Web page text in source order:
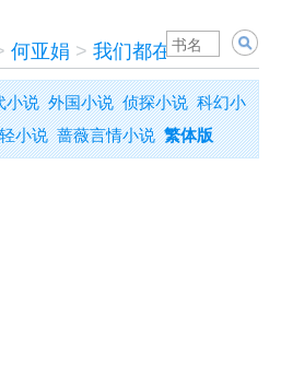
何亚娟 > 我们都在为爱堕落
小说 外国小说 侦探小说 科幻小
轻小说 蔷薇言情小说 繁体版